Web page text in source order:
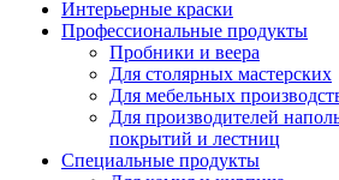
Интерьерные краски
Профессиональные продукты
Пробники и веера
Для столярных мастерских
Для мебельных
Для производителей
покрытий и лестниц
Специальные продукты